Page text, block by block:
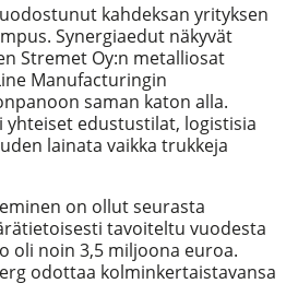
kahdeksan yrityksen
Synergiaedut näkyvät
Stremet Oy:n metalliosat
Manufacturingin
saman katon alla.
yhteiset edustustilat, logistisia
lainata vaikka trukkeja
on ollut seurasta
tavoiteltu vuodesta
oli noin 3,5 miljoona euroa.
odottaa kolminkertaistavansa